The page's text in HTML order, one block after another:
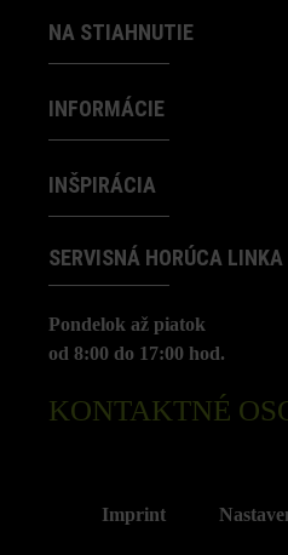
NA STIAHNUTIE
INFORMÁCIE
INŠPIRÁCIA
SERVISNÁ HORÚCA LINKA
Pondelok až piatok
od 8:00 do 17:00 hod.
KONTAKTNÉ
Imprint